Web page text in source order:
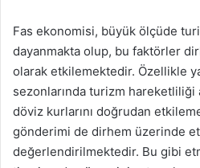
Fas ekonomisi, büyük ölçüde
dayanmakta olup, bu faktörler
olarak etkilemektedir. Özellikle
sezonlarında turizm
döviz kurlarını doğrudan
gönderimi de dirhem üzerinde
değerlendirilmektedir. Bu gibi